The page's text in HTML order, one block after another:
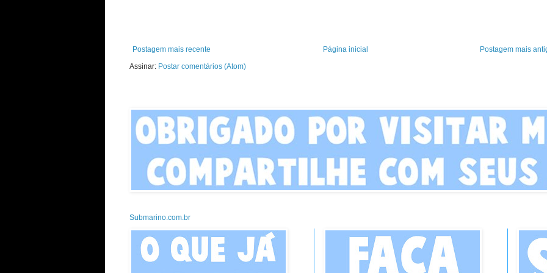
Postagem mais recente Postagem mais
Página inicial
Assinar: Postar comentários (Atom)
Submarino.com.br